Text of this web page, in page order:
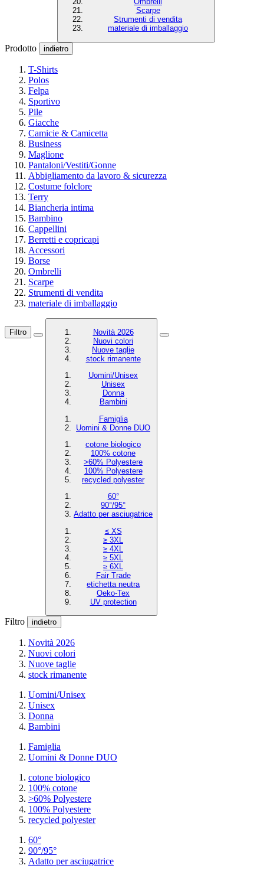
Scarpe
Strumenti di vendita
materiale di imballaggio
Prodotto indietro
T-Shirts
Polos
Felpa
Sportivo
Pile
Giacche
Camicie & Camicetta
Business
Maglione
Pantaloni/Vestiti/Gonne
Abbigliamento da lavoro & sicurezza
Costume folclore
Terry
Biancheria intima
Bambino
Cappellini
Berretti e copricapi
Accessori
Borse
Ombrelli
Scarpe
Strumenti di vendita
materiale di imballaggio
Filtro
Novità 2026
Nuovi colori
Nuove taglie
stock rimanente
Uomini/Unisex
Unisex
Donna
Bambini
Famiglia
Uomini & Donne DUO
cotone biologico
100% cotone
>60% Polyestere
100% Polyestere
recycled polyester
60°
90°/95°
Adatto per asciugatrice
≤ XS
≥ 3XL
≥ 4XL
≥ 5XL
≥ 6XL
Fair Trade
etichetta neutra
Oeko-Tex
UV protection
Filtro indietro
Novità 2026
Nuovi colori
Nuove taglie
stock rimanente
Uomini/Unisex
Unisex
Donna
Bambini
Famiglia
Uomini & Donne DUO
cotone biologico
100% cotone
>60% Polyestere
100% Polyestere
recycled polyester
60°
90°/95°
Adatto per asciugatrice